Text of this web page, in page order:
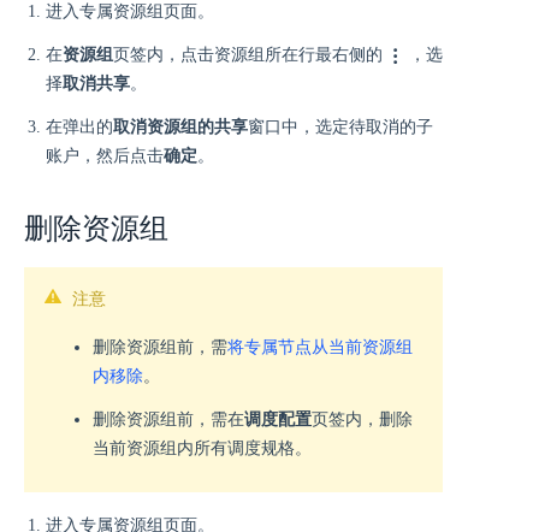
进入专属资源组页面。
在资源组 页签内，点击资源组所在行最右侧的
，选
择取消共享。
在弹出的取消资源组的共享窗口中，选定待取消的子
账户，然后点击确定 。
删除资源组
注意
删除资源组前，需将专属节点从当前资源组
内移除 。
删除资源组前，需在调度配置页签内，删除
当前资源组内所有调度规格。
进入专属资源组页面。